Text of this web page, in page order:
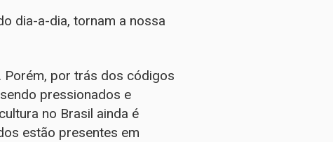
dia-a-dia, tornam a nossa
Porém, por trás dos códigos
pressionados e
no Brasil ainda é
estão presentes em